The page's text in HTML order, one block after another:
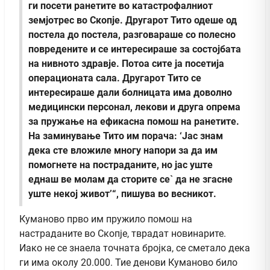
ги посети ранетите во катастрофалниот
земјотрес во Скопје. Другарот Тито одеше од
постела до постела, разговараше со полесно
повредените и се интересираше за состојбата
на нивното здравје. Потоа сите ја посетија
операционата сала. Другарот Тито се
интересираше дали болницата има доволно
медицински персонал, лекови и друга опрема
за пружање на ефикасна помош на ранетите.
На заминување Тито им порача: ‘Јас знам
дека сте вложиле многу напори за да им
помогнете на постраданите, но јас уште
еднаш ве молам да сторите се` да не згасне
уште некој живот’“, пишува во весникот.
Куманово прво им пружило помош на
настраданите во Скопје, тврадат новинарите.
Иако не се знаела точната бројка, се сметало дека
ги има околу 20.000. Тие денови Куманово било